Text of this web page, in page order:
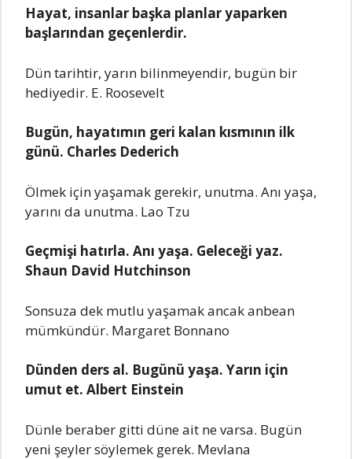
Hayat, insanlar başka planlar yaparken
başlarından geçenlerdir.
Dün tarihtir, yarın bilinmeyendir, bugün bir
hediyedir. E. Roosevelt
Bugün, hayatımın geri kalan kısmının ilk
günü. Charles Dederich
Ölmek için yaşamak gerekir, unutma. Anı yaşa,
yarını da unutma. Lao Tzu
Geçmişi hatırla. Anı yaşa. Geleceği yaz.
Shaun David Hutchinson
Sonsuza dek mutlu yaşamak ancak anbean
mümkündür. Margaret Bonnano
Dünden ders al. Bugünü yaşa. Yarın için
umut et. Albert Einstein
Dünle beraber gitti düne ait ne varsa. Bugün
yeni şeyler söylemek gerek. Mevlana